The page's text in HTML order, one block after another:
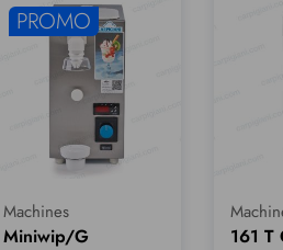
PROMO
Machines
Miniwip/G 161 T